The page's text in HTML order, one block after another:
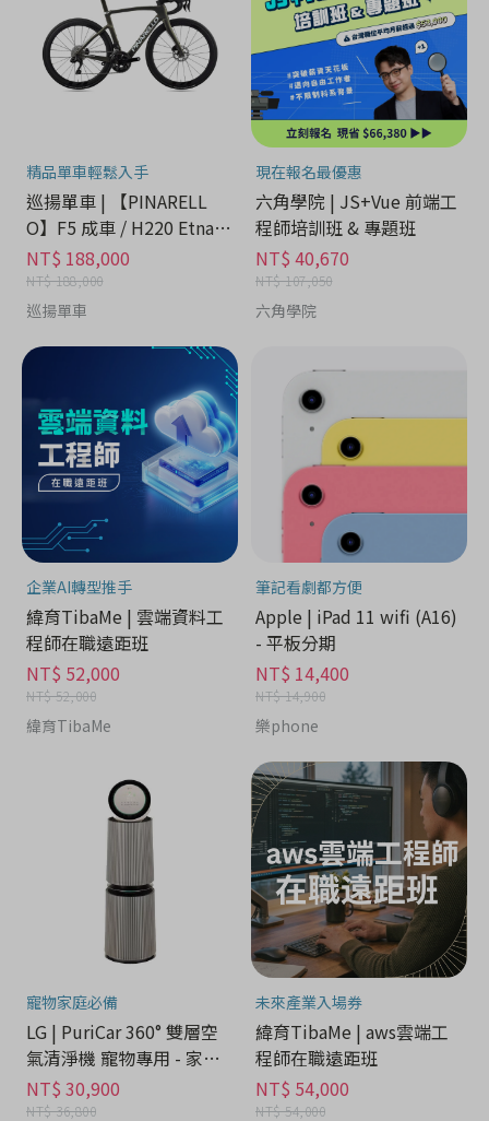
精品單車輕鬆入手
巡揚單車 | 【PINARELL
O】F5 成車 / H220 Etna B
lack Matt
NT$ 188,000
NT$ 188,000
巡揚單車
現在報名最優惠
六角學院 | JS+Vue 前端工
程師培訓班 & 專題班
NT$ 40,670
NT$ 107,050
六角學院
企業AI轉型推手
緯育TibaMe | 雲端資料工
程師在職遠距班
NT$ 52,000
NT$ 52,000
緯育TibaMe
筆記看劇都方便
Apple | iPad 11 wifi (A16)
- 平板分期
NT$ 14,400
NT$ 14,900
樂phone
寵物家庭必備
LG | PuriCar 360° 雙層空
氣清淨機 寵物專用 - 家電
分期
NT$ 30,900
NT$ 36,800
未來產業入場券
緯育TibaMe | aws雲端工
程師在職遠距班
NT$ 54,000
NT$ 54,000